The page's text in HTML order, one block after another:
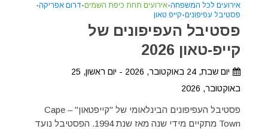
אירועים לכל המשפחה•אירועים תחת כיפת השמים•דרום אפריקה•
פסטיבל עפיפונים•קייפ טאון
פסטיבל העפיפונים של
קייפ-טאון 2026
יום שבת, 24 באוקטובר, 2026 - יום ראשון, 25
באוקטובר, 2026
פסטיבל העפיפונים הבינלאומי של "קייפטאון" – Cape
Town מתקיים מידי שנה מאז שנת 1994. הפסטיבל נועד